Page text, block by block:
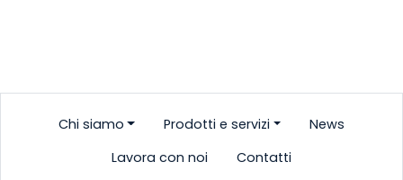
Chi siamo Prodotti e servizi
News
Lavora con noi
Contatti